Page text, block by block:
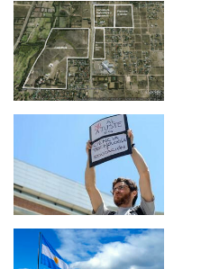
Imagen
Imagen